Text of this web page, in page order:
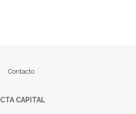
Contacto
CTA CAPITAL